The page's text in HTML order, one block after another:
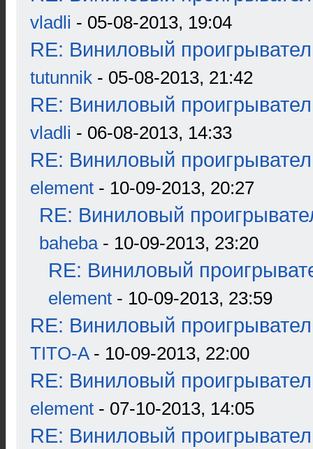
vladli - 05-08-2013, 19:04
RE: Виниловый
tutunnik - 05-08-2013, 21:42
RE: Виниловый
vladli - 06-08-2013, 14:33
RE: Виниловый
element - 10-09-2013, 20:27
RE: Виниловый
baheba- 10-09-2013, 23:20
RE: Виниловый
element - 10-09-2013, 23:59
RE: Виниловый
TITO-A- 10-09-2013, 22:00
RE: Виниловый
element - 07-10-2013, 14:05
RE: Виниловый